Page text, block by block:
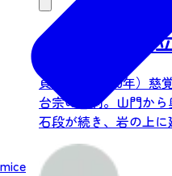
mice
山寺（宝珠山立
貞観二年（860年）慈
台宗の古刹。山門から
石段が続き、岩の上
らは絶景が見渡せ...